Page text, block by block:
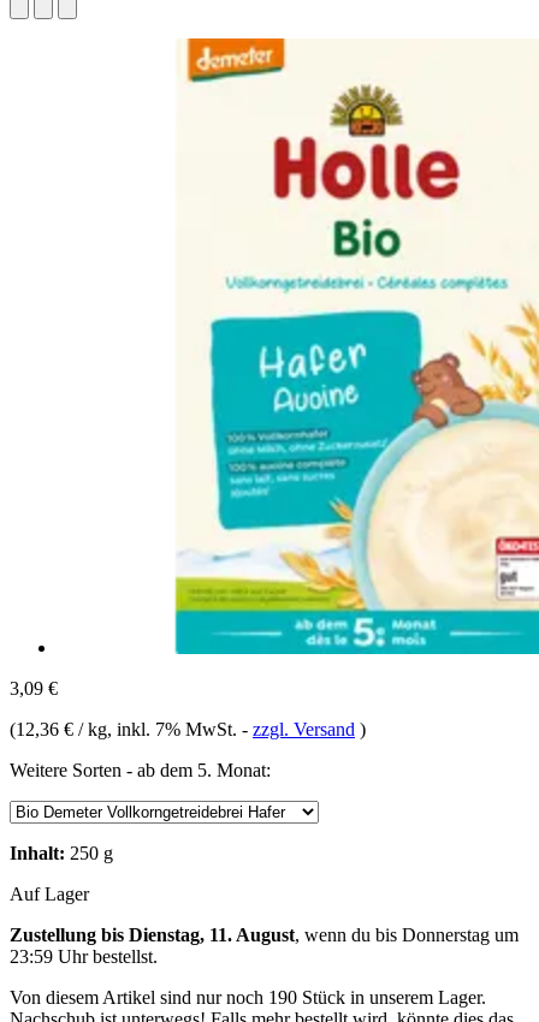
3,09 €
(12,36 € / kg, inkl. 7% MwSt. - zzgl. Versand )
Weitere Sorten - ab dem 5. Monat:
Inhalt: 250 g
Auf Lager
Zustellung bis Dienstag, 11. August, wenn du bis Donnerstag um
23:59 Uhrbestellst.
Von diesem Artikel sind nur noch 190 Stück in unserem Lager.